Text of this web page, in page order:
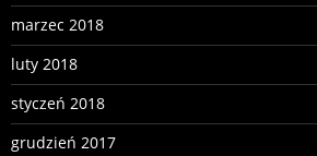
marzec 2018
luty 2018
styczeń 2018
grudzień 2017